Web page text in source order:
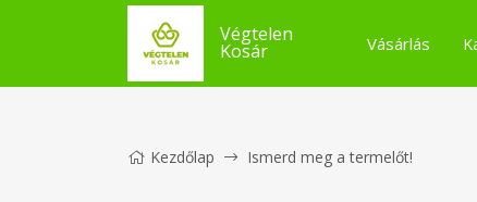
Végtelen
Kosár Vásárlás
Kezdőlap Ismerd meg a termelőt!